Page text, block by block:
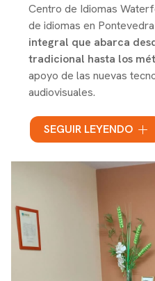
Centro de Idiomas
de idiomas en
integral que abarca
tradicional hasta los
apoyo de las nuevas
audiovisuales.
Desde el año 2003
enseñanza de idiomas a
la mejor calidad en la
todos nuestros alumnos
idiomas en Pontevedra
primordial la mejor de
extranjera de todos y
pasan por ella, prestando
a la comunicación oral.
SEGUIR LEYENDO